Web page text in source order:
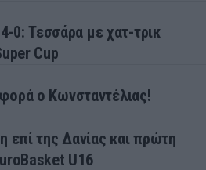
0: Τεσσάρα με χατ-τρικ
Cup
ο Κωνσταντέλιας!
επί της Δανίας και πρώτη
U16